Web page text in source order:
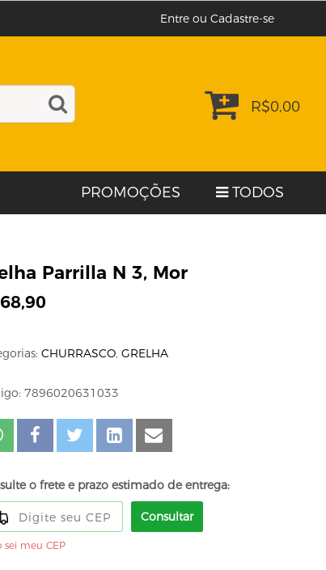
Entre ou Cadastre-se
R$0,00
PROMOÇÕES TODOS
Parrilla N 3, Mor
68,90
CHURRASCO, GRELHA
7896020631033
o frete e prazo estimado de entrega:
Consultar
sei meu CEP